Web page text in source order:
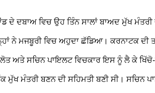
ਦੇ ਦਬਾਅ ਵਿਚ ਉਹ ਤਿੰਨ ਸਾਲਾਂ ਬਾਅਦ ਮੁੱਖ
ਨੇ ਮਜਬੂਰੀ ਵਿਚ ਅਹੁਦਾ ਛੱਡਿਆ। ਕਰਨਾਟਕ ਦੀ
ਅਤੇ ਸਚਿਨ ਪਾਇਲਟ ਵਿਚਕਾਰ ਇਸ ਨੂੰ ਲੈ ਕੇ ਖਿੱਚੋ-
ਮੁੱਖ ਮੰਤਰੀ ਬਣਨ ਦੀ ਸਹਿਮਤੀ ਬਣੀ ਸੀ। ਸਚਿਨ